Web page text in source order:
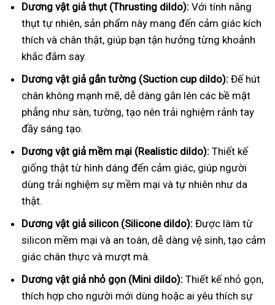
Dương vật giả thụt (Thrusting dildo): Với tính năng
thụt tự nhiên, sản phẩm này mang đến cảm giác kích
thích và chân thật, giúp bạn tận hưởng từng khoảnh
khắc đắm say.
Dương vật giả gắn tường (Suction cup dildo): Đế hút
chân không mạnh mẽ, dễ dàng gắn lên các bề mặt
phẳng như sàn, tường, tạo nên trải nghiệm rảnh tay
đầy sáng tạo.
Dương vật giả mềm mại (Realistic dildo): Thiết kế
giống thật từ hình dáng đến cảm giác, giúp người
dùng trải nghiệm sự mềm mại và tự nhiên như da
thật.
Dương vật giả silicon (Silicone dildo): Được làm từ
silicon mềm mại và an toàn, dễ dàng vệ sinh, tạo cảm
giác chân thực và mượt mà.
Dương vật giả nhỏ gọn (Mini dildo): Thiết kế nhỏ gọn,
thích hợp cho người mới dùng hoặc ai yêu thích sự